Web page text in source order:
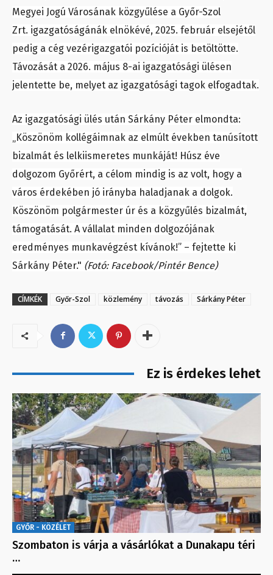
Megyei Jogú Városának közgyűlése a Győr-Szol
Zrt. igazgatóságánák elnökévé, 2025. február elsejétől
pedig a cég vezérigazgatói pozícióját is betöltötte.
Távozását a 2026. május 8-ai igazgatósági ülésen
jelentette be, melyet az igazgatósági tagok elfogadtak.
Az igazgatósági ülés után Sárkány Péter elmondta:
„Köszönöm kollégáimnak az elmúlt években tanúsított
bizalmát és lelkiismeretes munkáját! Húsz éve
dolgozom Győrért, a célom mindig is az volt, hogy a
város érdekében jó irányba haladjanak a dolgok.
Köszönöm polgármester úr és a közgyűlés bizalmát,
támogatását. A vállalat minden dolgozójának
eredményes munkavégzést kívánok!” – fejtette ki
Sárkány Péter." (Fotó: Facebook/Pintér Bence)
CÍMKÉK Győr-Szol közlemény távozás Sárkány Péter
Ez is érdekes lehet
GYŐR - KÖZÉLET
Szombaton is várja a vásárlókat a Dunakapu téri
…